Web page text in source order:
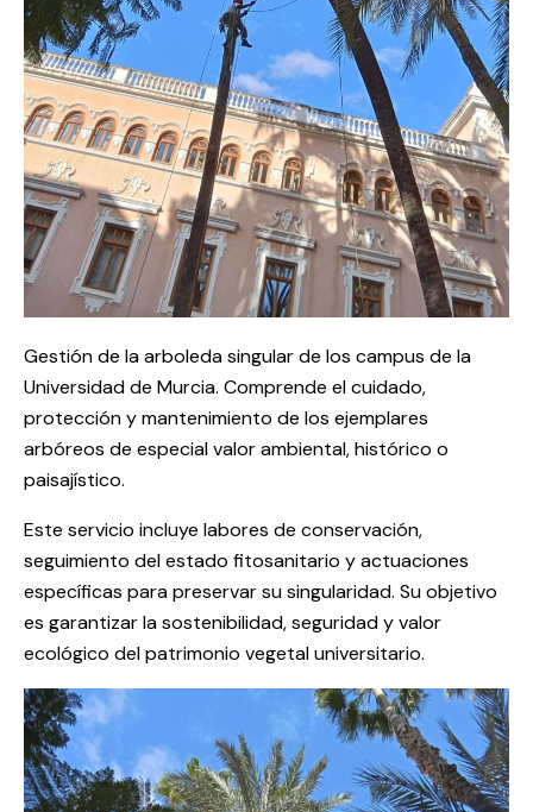
Gestión de la arboleda singular de los campus de la
Universidad de Murcia. Comprende el cuidado,
protección y mantenimiento de los ejemplares
arbóreos de especial valor ambiental, histórico o
paisajístico.
Este servicio incluye labores de conservación,
seguimiento del estado fitosanitario y actuaciones
específicas para preservar su singularidad. Su objetivo
es garantizar la sostenibilidad, seguridad y valor
ecológico del patrimonio vegetal universitario.